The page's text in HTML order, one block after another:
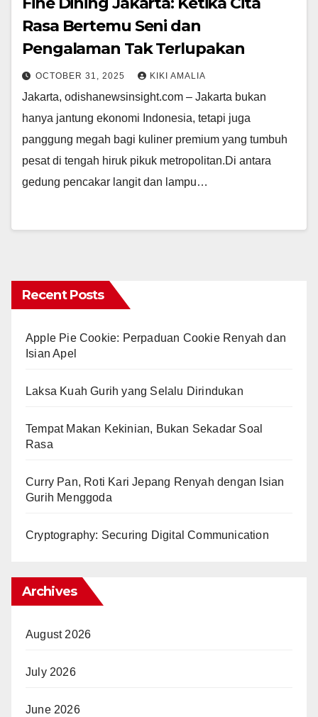
Rasa Bertemu Seni dan
Pengalaman Tak Terlupakan
OCTOBER 31, 2025 KIKI AMALIA
Jakarta, odishanewsinsight.com – Jakarta bukan
hanya jantung ekonomi Indonesia, tetapi juga
panggung megah bagi kuliner premium yang tumbuh
pesat di tengah hiruk pikuk metropolitan.Di antara
gedung pencakar langit dan lampu…
Recent Posts
Apple Pie Cookie: Perpaduan Cookie Renyah dan
Isian Apel
Laksa Kuah Gurih yang Selalu Dirindukan
Tempat Makan Kekinian, Bukan Sekadar Soal
Rasa
Curry Pan, Roti Kari Jepang Renyah dengan Isian
Gurih Menggoda
Cryptography: Securing Digital Communication
Archives
August 2026
July 2026
June 2026